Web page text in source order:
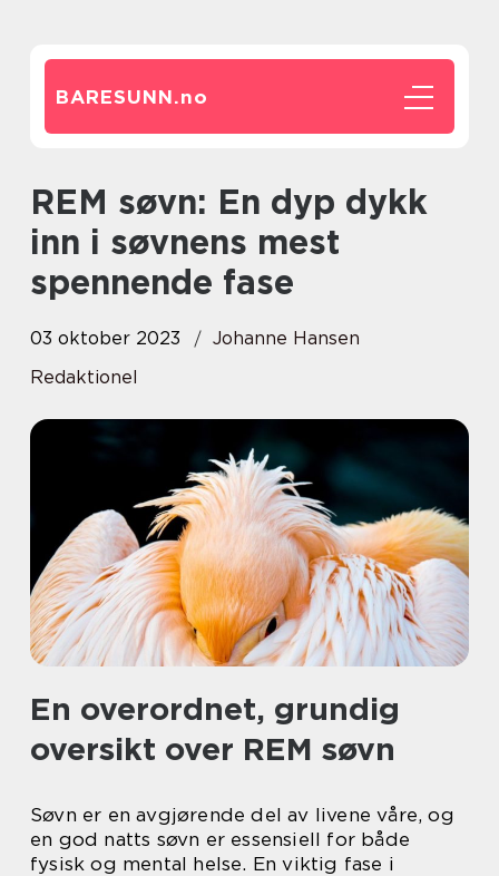
BARESUNN.no
REM søvn: En dyp dykk
inn i søvnens mest
spennende fase
03 oktober 2023
Johanne Hansen
Redaktionel
En overordnet, grundig
oversikt over REM søvn
Søvn er en avgjørende del av livene våre, og
en god natts søvn er essensiell for både
fysisk og mental helse. En viktig fase i